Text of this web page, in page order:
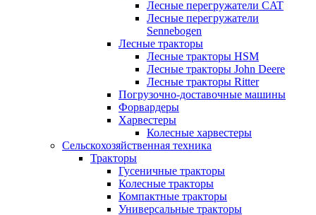
Лесные перегружатели CAT
Лесные перегружатели
Sennebogen
Лесные тракторы
Лесные тракторы HSM
Лесные тракторы John Deere
Лесные тракторы Ritter
Погрузочно-доставочные машины
Форвардеры
Харвестеры
Колесные харвестеры
Сельскохозяйственная техника
Тракторы
Гусеничные тракторы
Колесные тракторы
Компактные тракторы
Универсальные тракторы